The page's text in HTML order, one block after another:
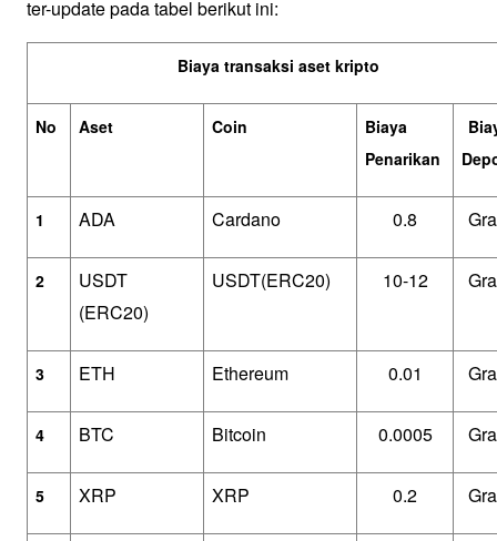
ter-update pada tabel berikut ini:
Biaya transaksi aset kripto
No Aset Coin
Biaya
Penarikan
1 ADA Cardano 0.8
2
USDT
(ERC20)
USDT(ERC20) 10-12
3 ETH Ethereum 0.01
4 BTC Bitcoin 0.0005
5 XRP XRP 0.2